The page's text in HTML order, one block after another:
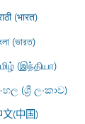
(भारत)
(ভারত)
(இந்தியா)
(ශ්‍රී ලංකාව)
文(中国)